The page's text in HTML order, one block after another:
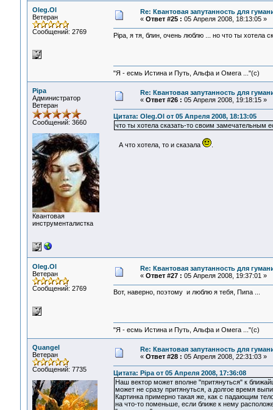
Oleg.Ol
Ветеран
Сообщений: 2769
Re: Квантовая запутанность для
« Ответ #25 : 05 Апреля 2008, 18:13:05 »
Pipa, я тя, блин, очень люблю ... но что ты хотела
"Я - есмь Истина и Путь, Альфа и Омега ..."(с)
Pipa
Администратор
Ветеран
Сообщений: 3660
Квантовая
инструменталистка
Re: Квантовая запутанность для
« Ответ #26 : 05 Апреля 2008, 19:18:15 »
Цитата: Oleg.Ol от 05 Апреля 2008, 18:13:05
что ты хотела сказать-то своим замечательным
А что хотела, то и сказала .
Oleg.Ol
Ветеран
Сообщений: 2769
Re: Квантовая запутанность для
« Ответ #27 : 05 Апреля 2008, 19:37:01 »
Вот, наверно, поэтому и люблю я тебя, Пипа ...
"Я - есмь Истина и Путь, Альфа и Омега ..."(с)
Quangel
Ветеран
Сообщений: 7735
Re: Квантовая запутанность для
« Ответ #28 : 05 Апреля 2008, 22:31:03 »
Цитата: Pipa от 05 Апреля 2008, 17:36:08
Наш вектор может вполне "притянуться" к
может не сразу притянуться, а долгое время
Картинка примерно такая же, как с падающим
на что-то поменьше, если ближе к нему